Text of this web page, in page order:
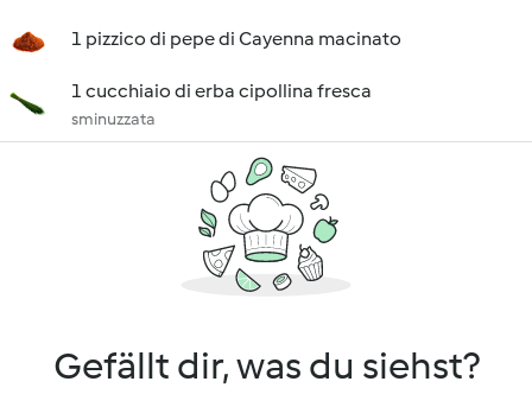
1 pizzico di pepe di Cayenna macinato
1 cucchiaio di erba cipollina fresca
sminuzzata
Gefällt dir, was du siehst?